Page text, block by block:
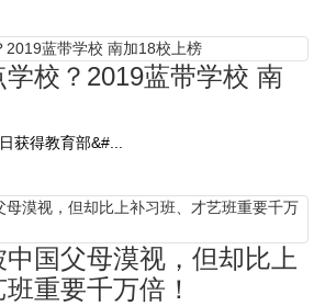
校？2019蓝带学校 南
获得教育部&#...
国父母漠视，但却比上
重要千万倍！